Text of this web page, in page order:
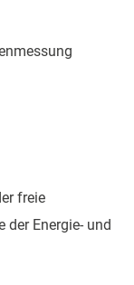
freie
der Energie- und